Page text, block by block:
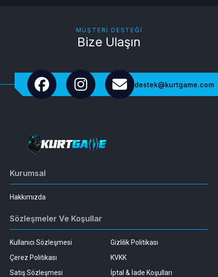
MÜŞTERI DESTEĞI
Bize Ulaşın
destek@kurtgame.com
Kurumsal
Hakkımızda
Sözleşmeler Ve Koşullar
Kullanıcı Sözleşmesi
Gizlilik Politikası
Çerez Politikası
KVKK
Satış Sözleşmesi
İptal & İade Koşulları